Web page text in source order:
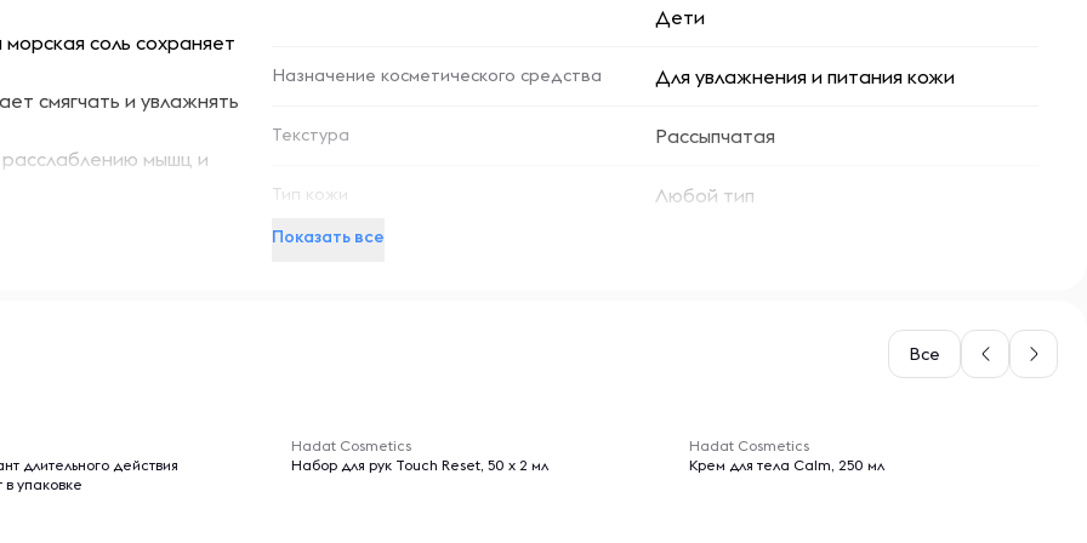
соль сохраняет
смягчать и увлажнять
мышц и
ухода и
Дети
Назначение косметического средства Для увлажнения и питания кожи
Текстура Рассыпчатая
Тип кожи Любой тип
Показать все
Все
длительного действия
в упаковке
Hadat Cosmetics
Набор для рук Touch Reset, 50 x 2 мл
Hadat Cosmetics
Крем для тела Calm, 250 мл